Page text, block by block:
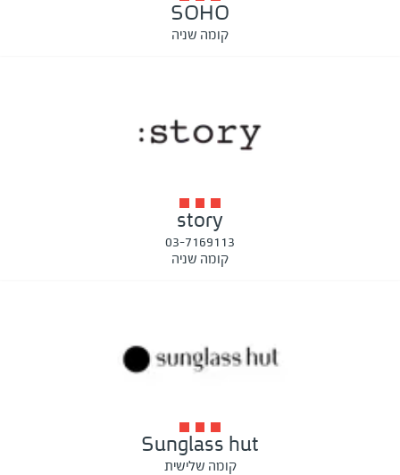
SOHO
קומה שניה
story
03-7169113
קומה שניה
Sunglass hut
קומה שלישית